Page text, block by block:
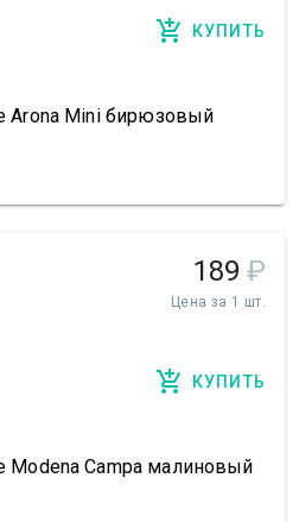
КУПИТЬ
Arona Mini бирюзовый
189 ₽
Цена за 1 шт.
КУПИТЬ
Modena Campa малиновый